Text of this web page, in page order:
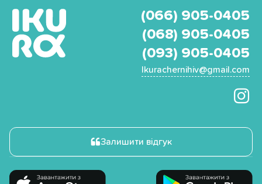
(066) 905-0405
(068) 905-0405
(093) 905-0405
Ikurachernihiv@gmail.com
Залишити відгук